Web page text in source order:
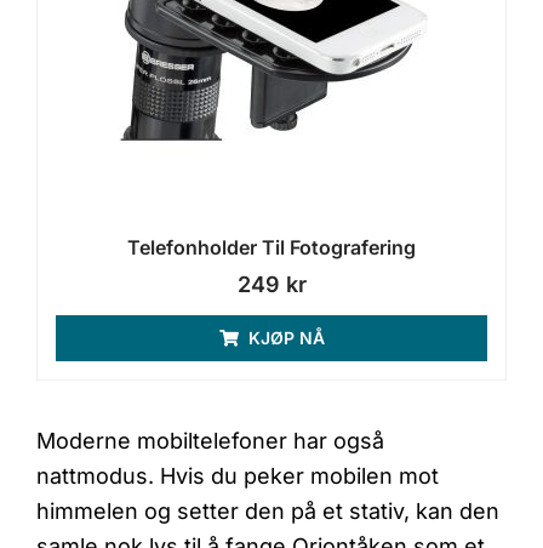
Telefonholder Til Fotografering
249 kr
KJØP NÅ
Moderne mobiltelefoner har også
nattmodus. Hvis du peker mobilen mot
himmelen og setter den på et stativ, kan den